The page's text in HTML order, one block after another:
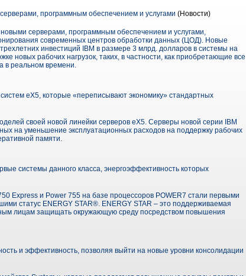
программным обеспечением и услугами (Новости)
серверами, программным обеспечением и услугами,
современных центров обработки данных (ЦОД). Новые
инвестиций IBM в размере 3 млрд. долларов в системы на
новых рабочих нагрузок, таких, в частности, как приобретающие все
в реальном времени.
eX5, которые «переписывают экономику» стандартных
своей новой линейки серверов eX5. Серверы новой серии IBM
на уменьшение эксплуатационных расходов на поддержку рабочих
памяти.
системы данного класса, энергоэффективность которых
Express и Power 755 на базе процессоров POWER7 стали первыми
статус ENERGY STAR®. ENERGY STAR – это поддерживаемая
лицам защищать окружающую среду посредством повышения
и эффективность, позволяя выйти на новые уровни консолидации